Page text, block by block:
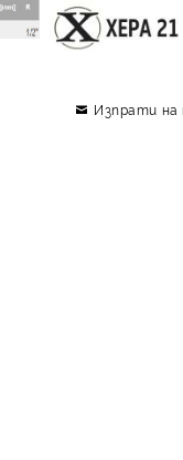
Изпрати на